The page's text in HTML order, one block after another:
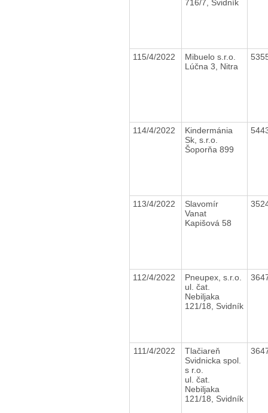
716/7, Svidník
115/4/2022
Mibuelo s.r.o.
Lúčna 3, Nitra
114/4/2022
Kindermánia
Sk, s.r.o.
Šoporňa 899
113/4/2022
Slavomír
Vanat
Kapišová 58
112/4/2022
Pneupex, s.r.o.
ul. čat.
Nebiljaka
121/18, Svidník
111/4/2022
Tlačiareň
Svidnicka spol.
s r.o.
ul. čat.
Nebiljaka
121/18, Svidník